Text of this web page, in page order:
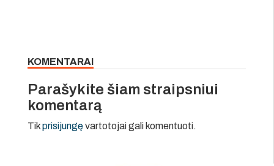
KOMENTARAI
Parašykite šiam straipsniui
komentarą
Tikprisijungęvartotojai gali komentuoti.